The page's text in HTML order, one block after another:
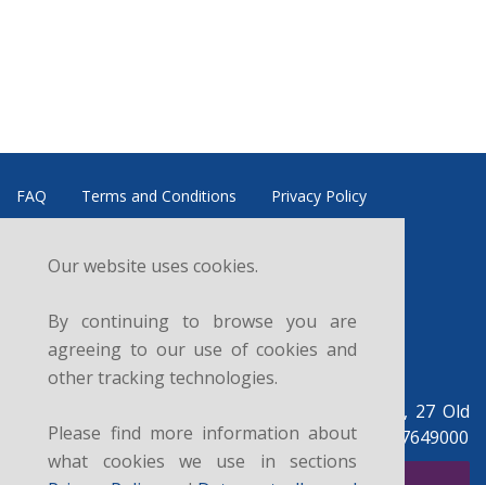
FAQ Terms and Conditions Privacy Policy
Follow us:
British Legal Centre, c/o UK Legal Centre Ltd, 27 Old
Gloucester St, London WC1N 3AX, UK. +44 07927649000
SUBSCRIBE FOR NEWSLETTER
Our website uses cookies.
By continuing to browse you are
agreeing to our use of cookies and
other tracking technologies.
Please find more information about
what cookies we use in sections